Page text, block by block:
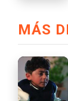
MÁS